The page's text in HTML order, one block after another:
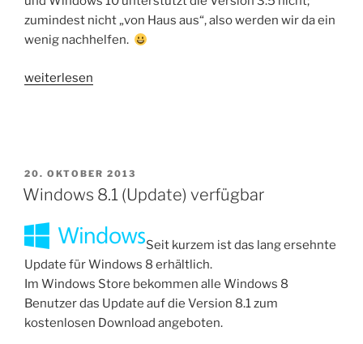
zumindest nicht „von Haus aus“, also werden wir da ein
wenig nachhelfen.
„.Net-
10
installieren“
weiterlesen
VERÖFFENTLICHT
AM
20. OKTOBER 2013
Windows 8.1 (Update) verfügbar
Seit kurzem ist das lang ersehnte
Update für Windows 8 erhältlich.
Im Windows Store bekommen alle Windows 8
Benutzer das Update auf die Version 8.1 zum
kostenlosen Download angeboten.